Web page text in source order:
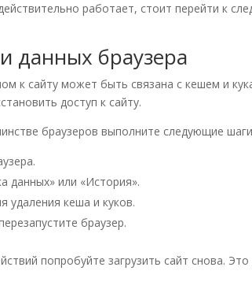
работает, стоит перейти к
данных браузера
к сайту может быть связана с кешем и
доступ к сайту.
браузеров выполните следующие
данных» или «История».
удаления кеша и куков.
браузер.
попробуйте загрузить сайт снова.